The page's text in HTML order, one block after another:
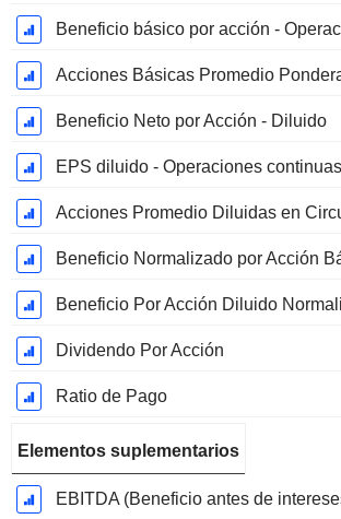
Beneficio Neto por Acción - Diluido
EPS diluido - Operaciones continuas
Beneficio Normalizado por Acción
Beneficio Por Acción Diluido
Dividendo Por Acción
Ratio de Pago
Elementos suplementarios